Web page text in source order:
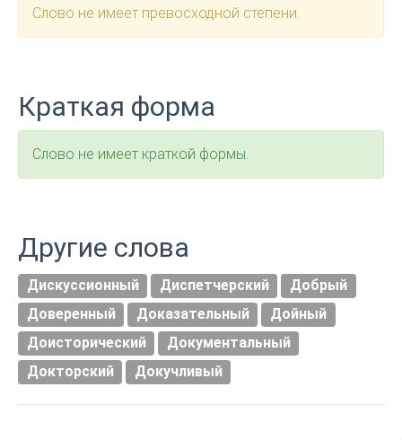
Слово не имеет превосходной степени.
Краткая форма
Слово не имеет краткой формы.
Другие слова
Дискуссионный Диспетчерский
Добрый
Доверенный
Доказательный
Дойный
Доисторический
Документальный
Докторский
Докучливый